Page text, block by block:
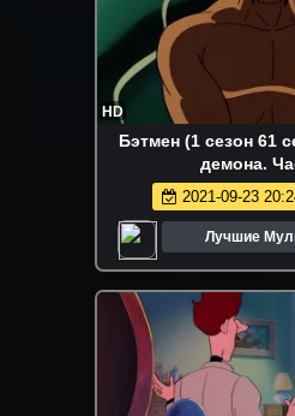
HD
Бэтмен (1 сезон 61
демона.
2021-09-23
Лучшие